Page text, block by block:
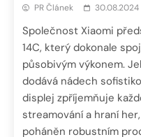
PR Článek 30.08.2024
Společnost Xiaomi
14C, který dokonale
působivým výkonem.
dodává nádech
displej zpříjemňuje
streamování a hraní
poháněn robustním